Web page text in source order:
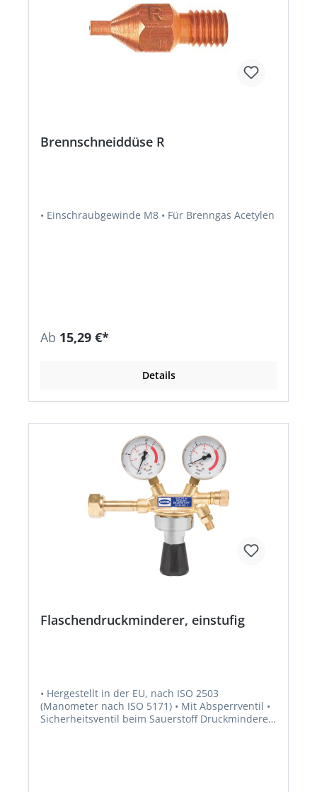
Brennschneiddüse R
• Einschraubgewinde M8 • Für Brenngas Acetylen
Ab 15,29 €*
Details
Flaschendruckminderer, einstufig
• Hergestellt in der EU, nach ISO 2503
(Manometer nach ISO 5171) • Mit Absperrventil •
Sicherheitsventil beim Sauerstoff Druckminderer